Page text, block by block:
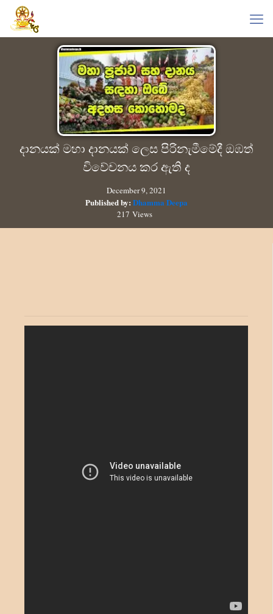
දානයක් මහා දානයක් ලෙස පිරිනැමීමේදී ඔඹත්
විවේචනය කර ඇති ද
December 9, 2021
Published by: Dhamma Deepa
217 Views